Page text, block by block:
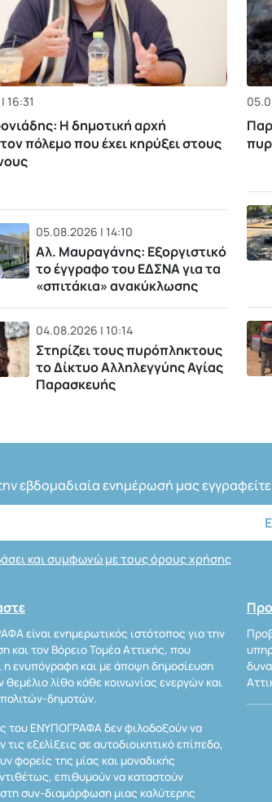
16:31
Η δημοτική αρχή
τον πόλεμο που έχει κηρύξει στους
05.08.2026 | 14:10
Αλ. Μαυραγάνης: Εξοργιστικό
το έγγραφο του ΕΔΣΝΑ για τα
«σπιτάκια» ανακύκλωσης
04.08.2026 | 10:14
Στηρίζει τους πυρόπληκτους
το Δίκτυο Αλληλεγγύης Αγίας
Παρασκευής
εβδομαδιαία ενημέρωσή μας
και συμφωνώ με τους όρους χρήσης
είναι ενημερωτικός ιστότοπος για την
και τον Βόρειο Τομέα Αττικής, που
η ενυπόγραφη και με άποψη δημοσίευση
θεμέλιο λίθο κάθε κοινωνίας ενεργών και
δημοτών.
του ΕΝΥΠΟΓΡΑΦΑ δεν φιλοδοξούν να
τις εξελίξεις σε αυτοδιοικητικό επίπεδο,
φορείς της μίας και μοναδικής
επιθυμούν να καταστούν
συν-διαμόρφωση μιας καλύτερης